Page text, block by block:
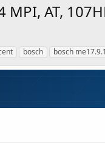
AT,
bosch bosch